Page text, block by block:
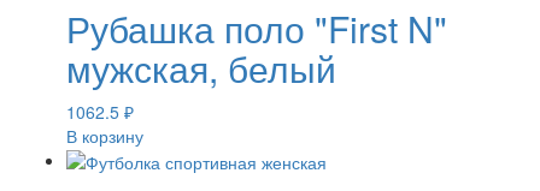
Рубашка поло "First N"
мужская, белый
1062.5 ₽
В корзину